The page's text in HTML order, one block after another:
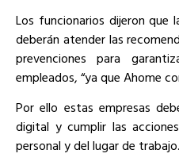
Los funcionarios dijeron que
deberán atender las
prevenciones para
empleados, “ya que Ahome
Por ello estas empresas
digital y cumplir las
personal y del lugar de trabajo.